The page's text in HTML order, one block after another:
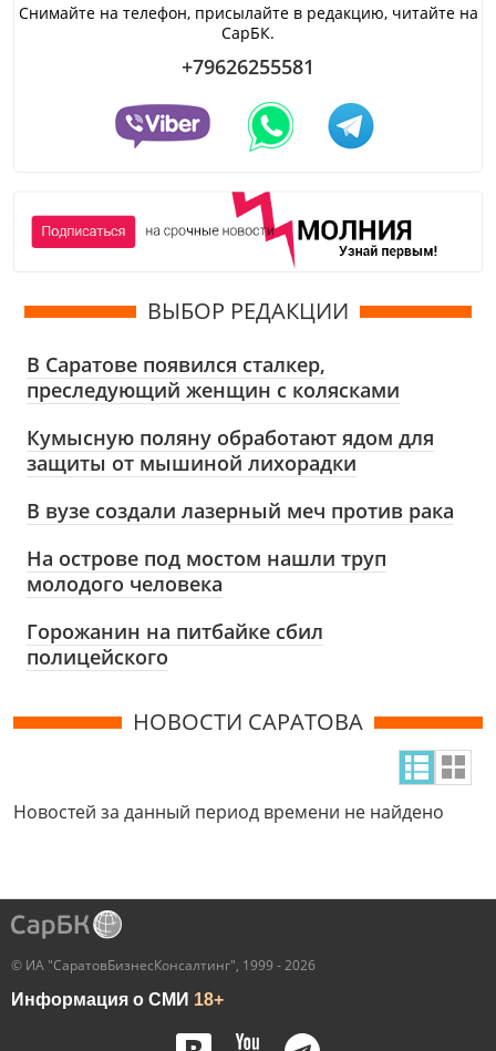
Снимайте на телефон, присылайте в редакцию, читайте на
СарБК.
+79626255581
ВЫБОР РЕДАКЦИИ
В Саратове появился сталкер,
преследующий женщин с колясками
Кумысную поляну обработают ядом для
защиты от мышиной лихорадки
В вузе создали лазерный меч против рака
На острове под мостом нашли труп
молодого человека
Горожанин на питбайке сбил
полицейского
НОВОСТИ САРАТОВА
Новостей за данный период времени не найдено
© ИА "СаратовБизнесКонсалтинг", 1999 - 2026
Информация о СМИ 18+